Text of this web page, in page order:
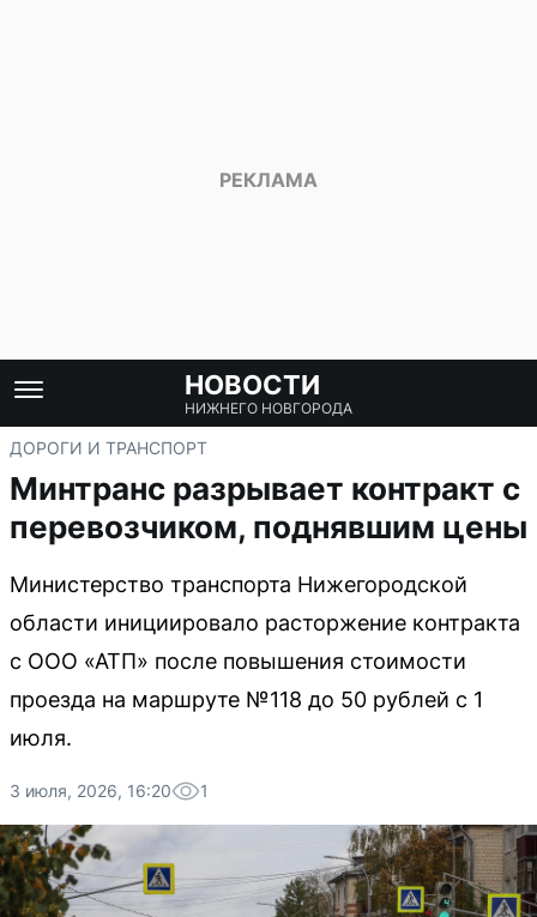
НОВОСТИ
НИЖНЕГО НОВГОРОДА
ДОРОГИ И ТРАНСПОРТ
Минтранс разрывает контракт с
перевозчиком, поднявшим цены
Министерство транспорта Нижегородской
области инициировало расторжение контракта
с ООО «АТП» после повышения стоимости
проезда на маршруте №118 до 50 рублей с 1
июля.
3 июля, 2026, 16:20 1